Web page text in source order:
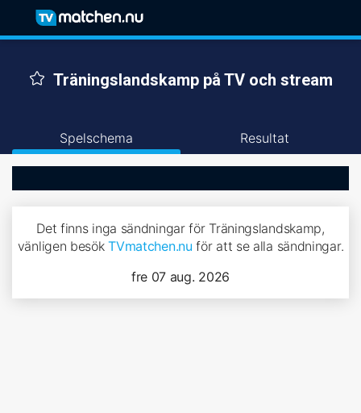
Träningslandskamp på TV och stream
Spelschema Resultat
Det finns inga sändningar för Träningslandskamp,
vänligen besökTVmatchen.nu för att se alla sändningar.
fre 07 aug. 2026